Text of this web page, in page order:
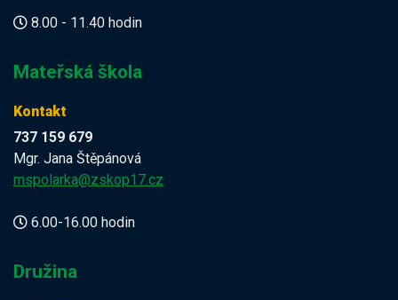
8.00 - 11.40 hodin
Mateřská škola
Kontakt
737 159 679
Mgr. Jana Štěpánová
mspolarka@zskop17.cz
6.00-16.00 hodin
Družina